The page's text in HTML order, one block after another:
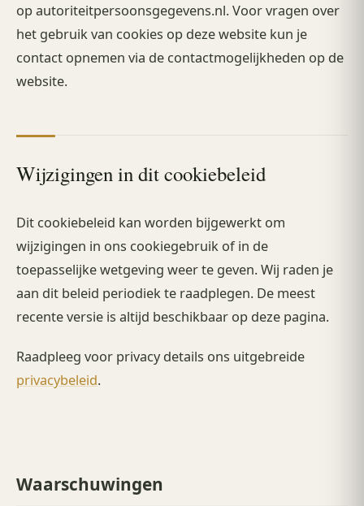
op autoriteitpersoonsgegevens.nl. Voor vragen over
het gebruik van cookies op deze website kun je
contact opnemen via de contactmogelijkheden op de
website.
Wijzigingen in dit cookiebeleid
Dit cookiebeleid kan worden bijgewerkt om
wijzigingen in ons cookiegebruik of in de
toepasselijke wetgeving weer te geven. Wij raden je
aan dit beleid periodiek te raadplegen. De meest
recente versie is altijd beschikbaar op deze pagina.
Raadpleeg voor privacy details ons uitgebreide
privacybeleid.
Waarschuwingen